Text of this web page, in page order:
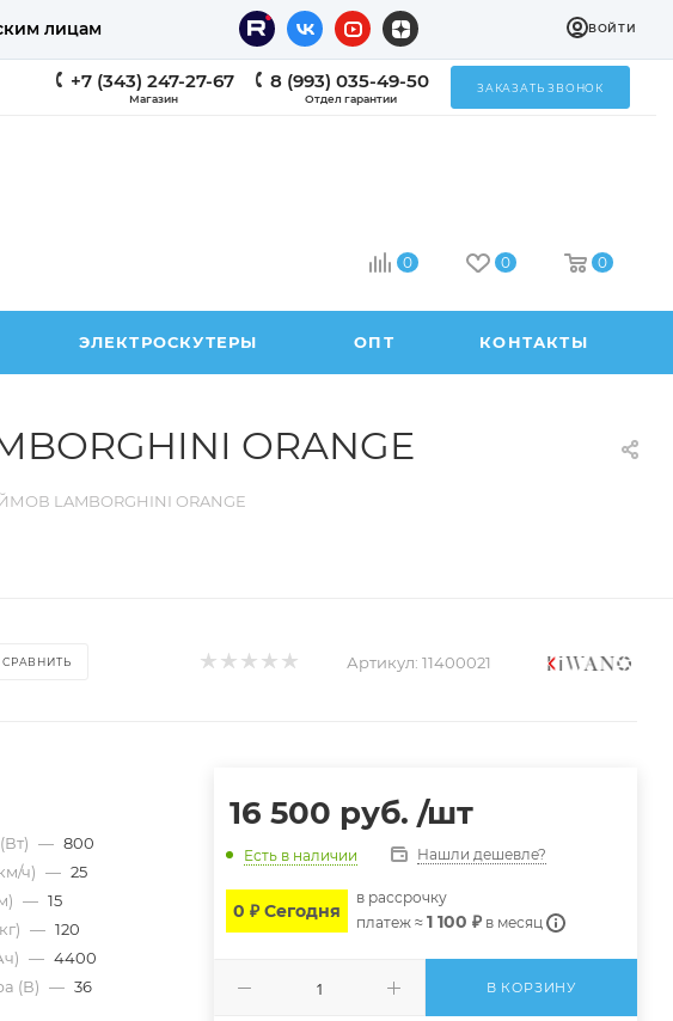
лицам ВОЙТИ
+7 (343) 247-27-67
Магазин
8 (993) 035-49-50
Отдел гарантии
ЗАКАЗАТЬ ЗВОНОК
0 0 0
ЭЛЕКТРОСКУТЕРЫ ОПТ КОНТАКТЫ
ORANGE
LAMBORGHINI ORANGE
СРАВНИТЬ Артикул: 11400021
— 800
ч) — 25
— 15
— 120
— 4400
(В) — 36
16 500 руб. /шт
Есть в наличии Нашли дешевле?
0 ₽ Сегодня
в расcрочку
платеж ≈ 1 100 ₽в месяц
В КОРЗИНУ